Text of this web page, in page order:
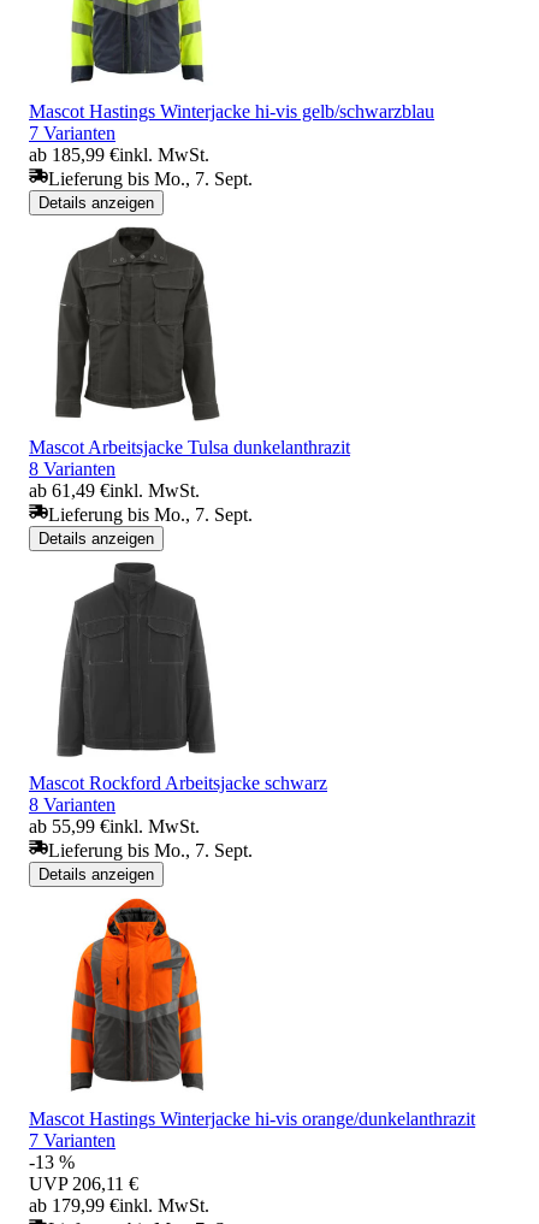
Mascot Hastings Winterjacke hi-vis gelb/schwarzblau
7 Varianten
ab 185,99 €inkl. MwSt.
Lieferung bis Mo., 7. Sept.
Details anzeigen
Mascot Arbeitsjacke Tulsa dunkelanthrazit
8 Varianten
ab 61,49 €inkl. MwSt.
Lieferung bis Mo., 7. Sept.
Details anzeigen
Mascot Rockford Arbeitsjacke schwarz
8 Varianten
ab 55,99 €inkl. MwSt.
Lieferung bis Mo., 7. Sept.
Details anzeigen
Mascot Hastings Winterjacke hi-vis orange/dunkelanthrazit
7 Varianten
-13 %
UVP 206,11 €
ab 179,99 €inkl. MwSt.